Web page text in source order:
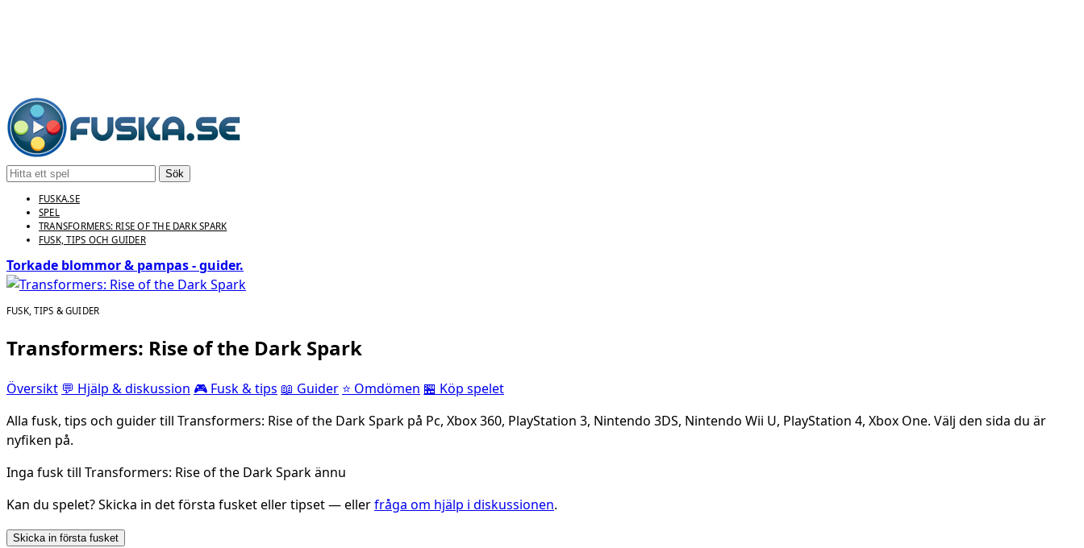
Sök
FUSKA.SE
SPEL
TRANSFORMERS: RISE OF THE DARK SPARK
FUSK, TIPS OCH GUIDER
Torkade blommor & pampas - guider.
FUSK, TIPS & GUIDER
Transformers: Rise of the Dark Spark
Översikt 💬 Hjälp & diskussion 🎮 Fusk & tips 📖 Guider ⭐ Omdömen 🏪 Köp spelet
Alla fusk, tips och guider till Transformers: Rise of the Dark Spark på Pc, Xbox 360, PlayStation 3, Nintendo 3DS, Nintendo Wii U, PlayStation 4, Xbox One. Välj den sida du är
nyfiken på.
Inga fusk till Transformers: Rise of the Dark Spark ännu
Kan du spelet? Skicka in det första fusket eller tipset — ellerfråga om hjälp i diskussionen.
Skicka in första fusket